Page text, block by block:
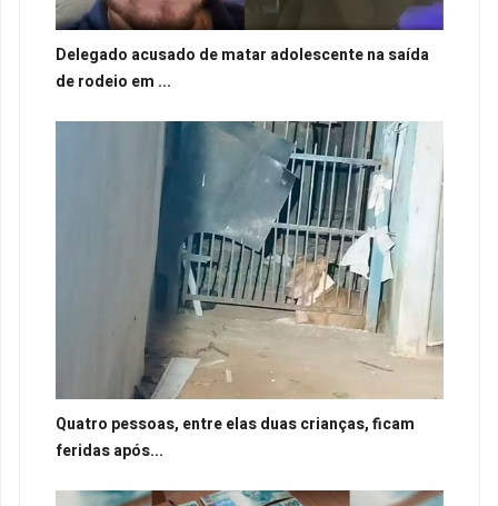
Delegado acusado de matar adolescente na saída
de rodeio em ...
Quatro pessoas, entre elas duas crianças, ficam
feridas após...